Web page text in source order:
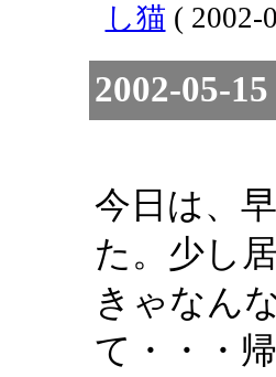
し猫 ( 2002-
2002-05-
今日は、
た。少し
きゃなん
て・・・